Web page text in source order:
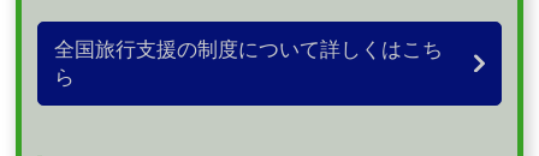
全国旅行支援の制度について詳しくはこち
ら